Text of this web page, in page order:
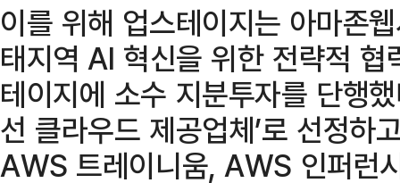
이를 위해 업스테이지는 아마존
태지역 AI 혁신을 위한 전략적
테이지에 소수 지분투자를 단행
선 클라우드 제공업체’로 선정하
AWS 트레이니움, AWS 인퍼런